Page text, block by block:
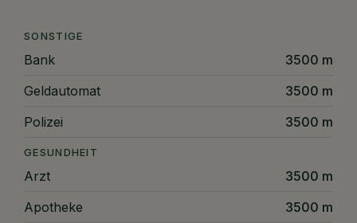
SONSTIGE
Bank
3500 m
Geldautomat
3500 m
Polizei
3500 m
GESUNDHEIT
Arzt
3500 m
Apotheke
3500 m